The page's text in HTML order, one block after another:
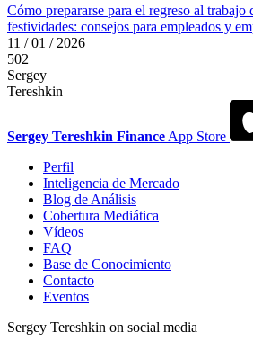
Cómo prepararse para el regreso al trabajo
festividades: consejos para empleados y
11 / 01 / 2026
502
Sergey
Tereshkin
Sergey Tereshkin Finance App Store
Perfil
Inteligencia de Mercado
Blog de Análisis
Cobertura Mediática
Vídeos
FAQ
Base de Conocimiento
Contacto
Eventos
Sergey Tereshkin on social media